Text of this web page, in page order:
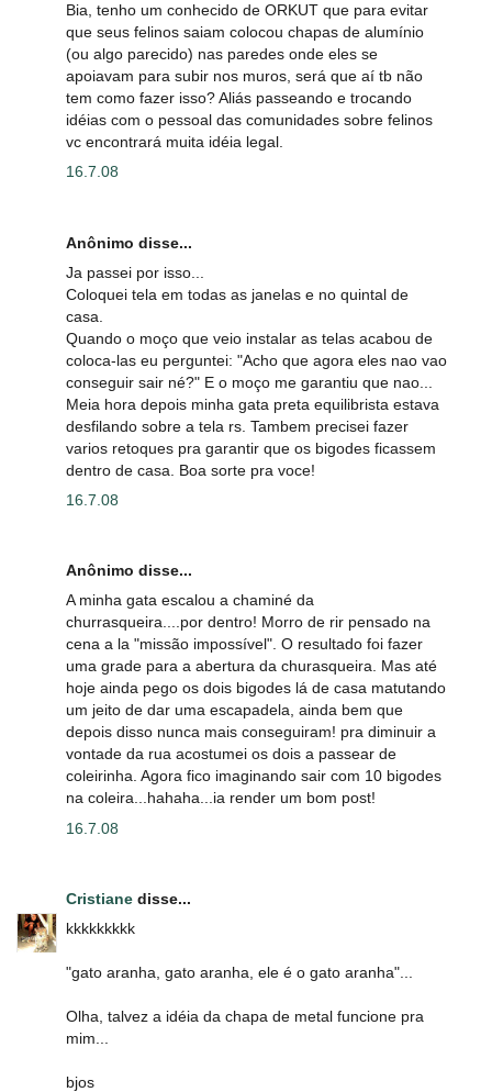
Bia, tenho um conhecido de ORKUT que para evitar
que seus felinos saiam colocou chapas de alumínio
(ou algo parecido) nas paredes onde eles se
apoiavam para subir nos muros, será que aí tb não
tem como fazer isso? Aliás passeando e trocando
idéias com o pessoal das comunidades sobre felinos
vc encontrará muita idéia legal.
16.7.08
Anônimo disse...
Ja passei por isso...
Coloquei tela em todas as janelas e no quintal de
casa.
Quando o moço que veio instalar as telas acabou de
coloca-las eu perguntei: "Acho que agora eles nao vao
conseguir sair né?" E o moço me garantiu que nao...
Meia hora depois minha gata preta equilibrista estava
desfilando sobre a tela rs. Tambem precisei fazer
varios retoques pra garantir que os bigodes ficassem
dentro de casa. Boa sorte pra voce!
16.7.08
Anônimo disse...
A minha gata escalou a chaminé da
churrasqueira....por dentro! Morro de rir pensado na
cena a la "missão impossível". O resultado foi fazer
uma grade para a abertura da churasqueira. Mas até
hoje ainda pego os dois bigodes lá de casa matutando
um jeito de dar uma escapadela, ainda bem que
depois disso nunca mais conseguiram! pra diminuir a
vontade da rua acostumei os dois a passear de
coleirinha. Agora fico imaginando sair com 10 bigodes
na coleira...hahaha...ia render um bom post!
16.7.08
Cristiane disse...
kkkkkkkkk
"gato aranha, gato aranha, ele é o gato aranha"...
Olha, talvez a idéia da chapa de metal funcione pra
mim...
bjos